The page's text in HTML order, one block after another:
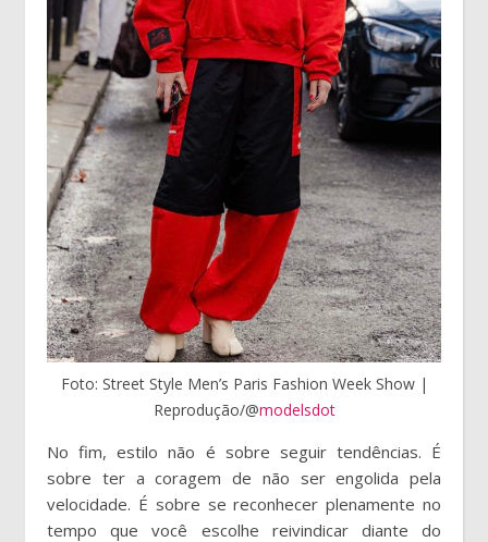
Foto: Street Style Men’s Paris Fashion Week Show |
Reprodução/@modelsdot
No fim, estilo não é sobre seguir tendências. É
sobre ter a coragem de não ser engolida pela
velocidade. É sobre se reconhecer plenamente no
tempo que você escolhe reivindicar diante do